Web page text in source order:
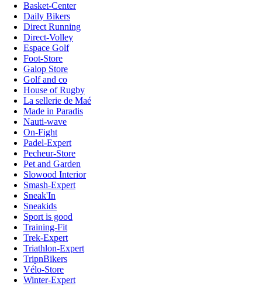
Basket-Center
Daily Bikers
Direct Running
Direct-Volley
Espace Golf
Foot-Store
Galop Store
Golf and co
House of Rugby
La sellerie de Maé
Made in Paradis
Nauti-wave
On-Fight
Padel-Expert
Pecheur-Store
Pet and Garden
Slowood Interior
Smash-Expert
Sneak'In
Sneakids
Sport is good
Training-Fit
Trek-Expert
Triathlon-Expert
TripnBikers
Vélo-Store
Winter-Expert